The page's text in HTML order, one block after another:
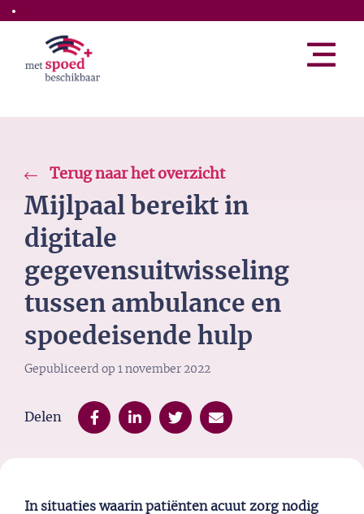
Skip to the main content
Terug naar het overzicht
Mijlpaal bereikt in
digitale
gegevensuitwisseling
tussen ambulance en
spoedeisende hulp
Gepubliceerd op 1 november 2022
Delen
In situaties waarin patiënten acuut zorg nodig